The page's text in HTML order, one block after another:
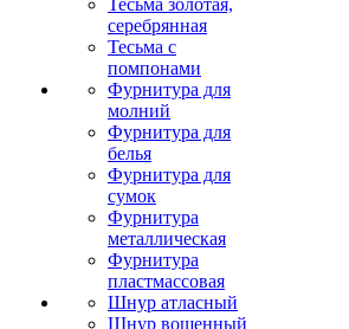
Тесьма золотая,
серебрянная
Тесьма с
помпонами
Фурнитура для
молний
Фурнитура для
белья
Фурнитура для
сумок
Фурнитура
металлическая
Фурнитура
пластмассовая
Шнур атласный
Шнур вощенный